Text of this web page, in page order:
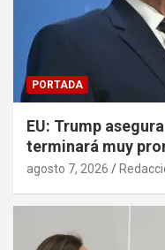
PORTADA
EU: Trump
terminará muy
agosto 7, 2026